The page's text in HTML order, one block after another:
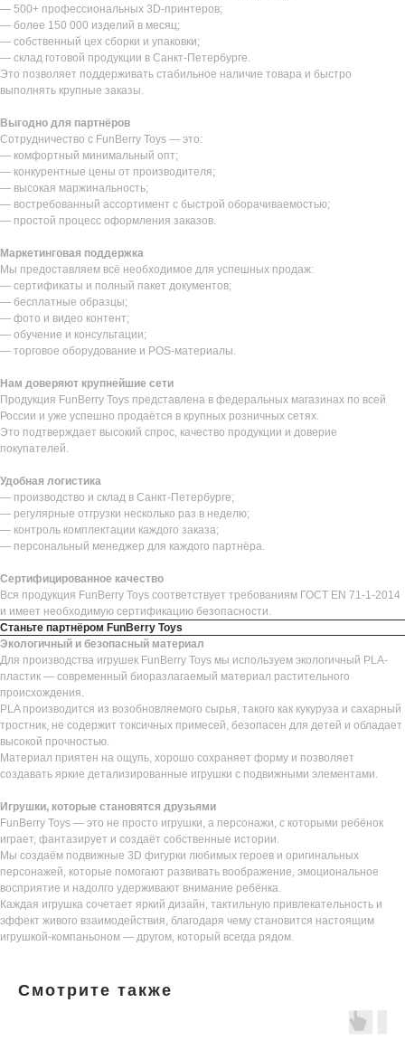
— 500+ профессиональных 3D-принтеров;
— более 150 000 изделий в месяц;
— собственный цех сборки и упаковки;
— склад готовой продукции в Санкт-Петербурге.
Это позволяет поддерживать стабильное наличие товара и быстро
выполнять крупные заказы.
Выгодно для партнёров
Сотрудничество с FunBerry Toys — это:
— комфортный минимальный опт;
— конкурентные цены от производителя;
— высокая маржинальность;
— востребованный ассортимент с быстрой оборачиваемостью;
— простой процесс оформления заказов.
Маркетинговая поддержка
Мы предоставляем всё необходимое для успешных продаж:
— сертификаты и полный пакет документов;
— бесплатные образцы;
— фото и видео контент;
— обучение и консультации;
— торговое оборудование и POS-материалы.
Нам доверяют крупнейшие сети
Продукция FunBerry Toys представлена в федеральных магазинах по всей
России и уже успешно продаётся в крупных розничных сетях.
Это подтверждает высокий спрос, качество продукции и доверие
покупателей.
Удобная логистика
— производство и склад в Санкт-Петербурге;
— регулярные отгрузки несколько раз в неделю;
— контроль комплектации каждого заказа;
— персональный менеджер для каждого партнёра.
Сертифицированное качество
Вся продукция FunBerry Toys соответствует требованиям ГОСТ EN 71-1-2014
и имеет необходимую сертификацию безопасности.
Станьте партнёром FunBerry Toys
Экологичный и безопасный материал
Для производства игрушек FunBerry Toys мы используем экологичный PLA-
пластик — современный биоразлагаемый материал растительного
происхождения.
PLA производится из возобновляемого сырья, такого как кукуруза и сахарный
тростник, не содержит токсичных примесей, безопасен для детей и обладает
высокой прочностью.
Материал приятен на ощупь, хорошо сохраняет форму и позволяет
создавать яркие детализированные игрушки с подвижными элементами.
Игрушки, которые становятся друзьями
FunBerry Toys — это не просто игрушки, а персонажи, с которыми ребёнок
играет, фантазирует и создаёт собственные истории.
Мы создаём подвижные 3D фигурки любимых героев и оригинальных
персонажей, которые помогают развивать воображение, эмоциональное
восприятие и надолго удерживают внимание ребёнка.
Каждая игрушка сочетает яркий дизайн, тактильную привлекательность и
эффект живого взаимодействия, благодаря чему становится настоящим
игрушкой-компаньоном — другом, который всегда рядом.
Смотрите также